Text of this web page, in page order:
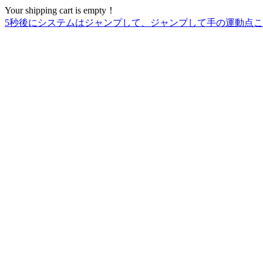
Your shipping cart is empty！
5秒後にシステムはジャンプして、ジャンプして手の運動点